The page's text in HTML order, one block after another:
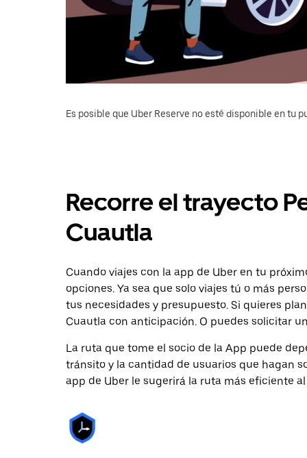
Es posible que Uber Reserve no esté disponible en tu
Recorre el trayecto
Cuautla
Cuando viajes con la app de Uber en tu
opciones. Ya sea que solo viajes tú o más
tus necesidades y presupuesto. Si quieres
Cuautla con anticipación. O puedes solicitar
La ruta que tome el socio de la App puede
tránsito y la cantidad de usuarios que hagan
app de Uber le sugerirá la ruta más eficiente